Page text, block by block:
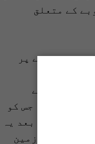
کے متعلق
ڈی منصوبے پر
لئے زمین کی
میں صرف نیب نے
نہیں آتا جس کو
ملنے کے بعد یہ
نیب نے زمین